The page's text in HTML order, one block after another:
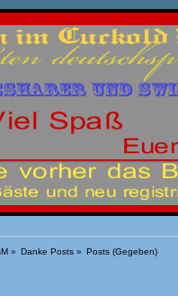
Registrieren
» Danke Posts» Posts (Gegeben)